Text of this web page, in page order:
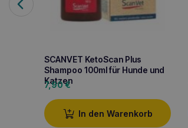
SCANVET KetoScan Plus
Shampoo 100ml für Hunde und
Katzen
7,90€
In den Warenkorb